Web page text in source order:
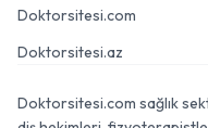
Doktorsitesi.com
Doktorsitesi.az
Doktorsitesi.com sağlık